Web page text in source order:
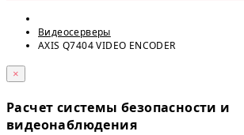
Видеосерверы
AXIS Q7404 VIDEO ENCODER
×
Расчет системы безопасности и
видеонаблюдения